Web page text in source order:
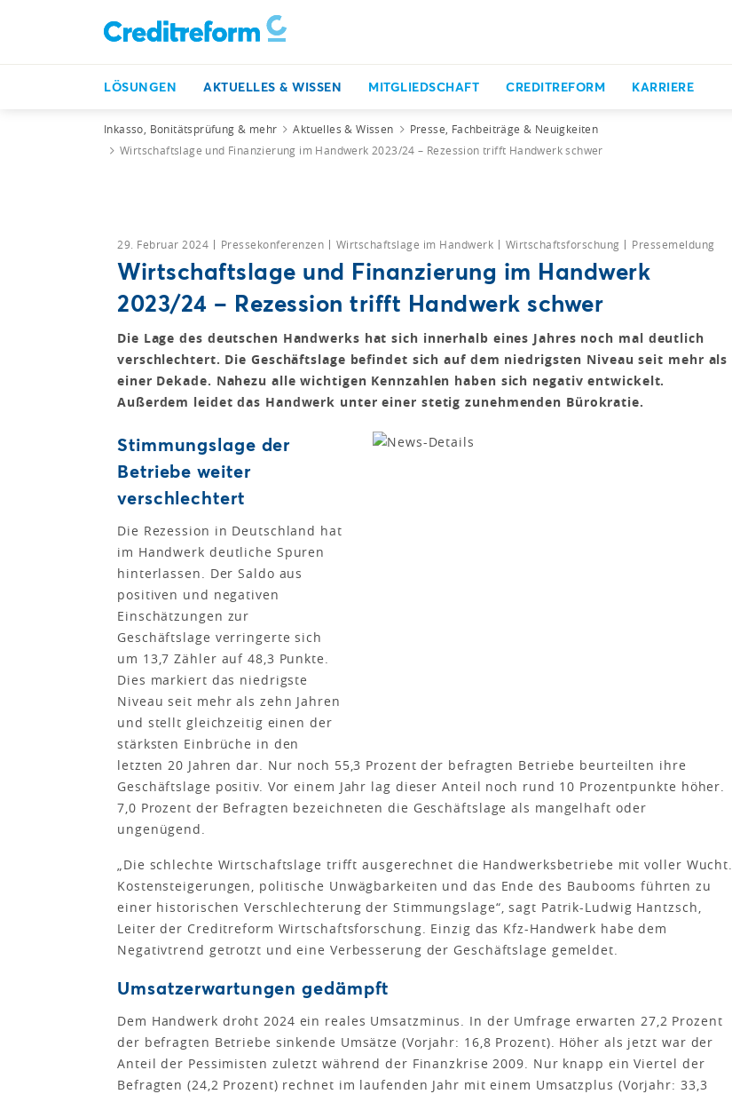
LÖSUNGEN AKTUELLES & WISSEN MITGLIEDSCHAFT CREDITREFORM KARRIERE
Inkasso, Bonitätsprüfung & mehr Aktuelles & Wissen
Presse, Fachbeiträge & Neuigkeiten
Wirtschaftslage und Finanzierung im Handwerk 2023/24 – Rezession trifft Handwerk schwer
29. Februar 2024 Pressekonferenzen Wirtschaftslage im Handwerk Wirtschaftsforschung Pressemeldung
Wirtschaftslage und Finanzierung im Handwerk
2023/24 – Rezession trifft Handwerk schwer
Die Lage des deutschen Handwerks hat sich innerhalb eines Jahres noch mal deutlich
verschlechtert. Die Geschäftslage befindet sich auf dem niedrigsten Niveau seit mehr als
einer Dekade. Nahezu alle wichtigen Kennzahlen haben sich negativ entwickelt.
Außerdem leidet das Handwerk unter einer stetig zunehmenden Bürokratie.
Stimmungslage der
Betriebe weiter
verschlechtert
Die Rezession in Deutschland hat
im Handwerk deutliche Spuren
hinterlassen. Der Saldo aus
positiven und negativen
Einschätzungen zur
Geschäftslage verringerte sich
um 13,7 Zähler auf 48,3 Punkte.
Dies markiert das niedrigste
Niveau seit mehr als zehn Jahren
und stellt gleichzeitig einen der
stärksten Einbrüche in den
letzten 20 Jahren dar. Nur noch 55,3 Prozent der befragten Betriebe beurteilten ihre
Geschäftslage positiv. Vor einem Jahr lag dieser Anteil noch rund 10 Prozentpunkte höher.
7,0 Prozent der Befragten bezeichneten die Geschäftslage als mangelhaft oder
ungenügend.
„Die schlechte Wirtschaftslage trifft ausgerechnet die Handwerksbetriebe mit voller Wucht.
Kostensteigerungen, politische Unwägbarkeiten und das Ende des Baubooms führten zu
einer historischen Verschlechterung der Stimmungslage“, sagt Patrik-Ludwig Hantzsch,
Leiter der Creditreform Wirtschaftsforschung. Einzig das Kfz-Handwerk habe dem
Negativtrend getrotzt und eine Verbesserung der Geschäftslage gemeldet.
Umsatzerwartungen gedämpft
Dem Handwerk droht 2024 ein reales Umsatzminus. In der Umfrage erwarten 27,2 Prozent
der befragten Betriebe sinkende Umsätze (Vorjahr: 16,8 Prozent). Höher als jetzt war der
Anteil der Pessimisten zuletzt während der Finanzkrise 2009. Nur knapp ein Viertel der
Befragten (24,2 Prozent) rechnet im laufenden Jahr mit einem Umsatzplus (Vorjahr: 33,3